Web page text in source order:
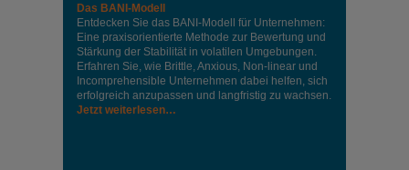
Das BANI-Modell
Entdecken Sie das BANI-Modell für Unternehmen:
Eine praxisorientierte Methode zur Bewertung und
Stärkung der Stabilität in volatilen Umgebungen.
Erfahren Sie, wie Brittle, Anxious, Non-linear und
Incomprehensible Unternehmen dabei helfen, sich
erfolgreich anzupassen und langfristig zu wachsen.
Jetzt weiterlesen…